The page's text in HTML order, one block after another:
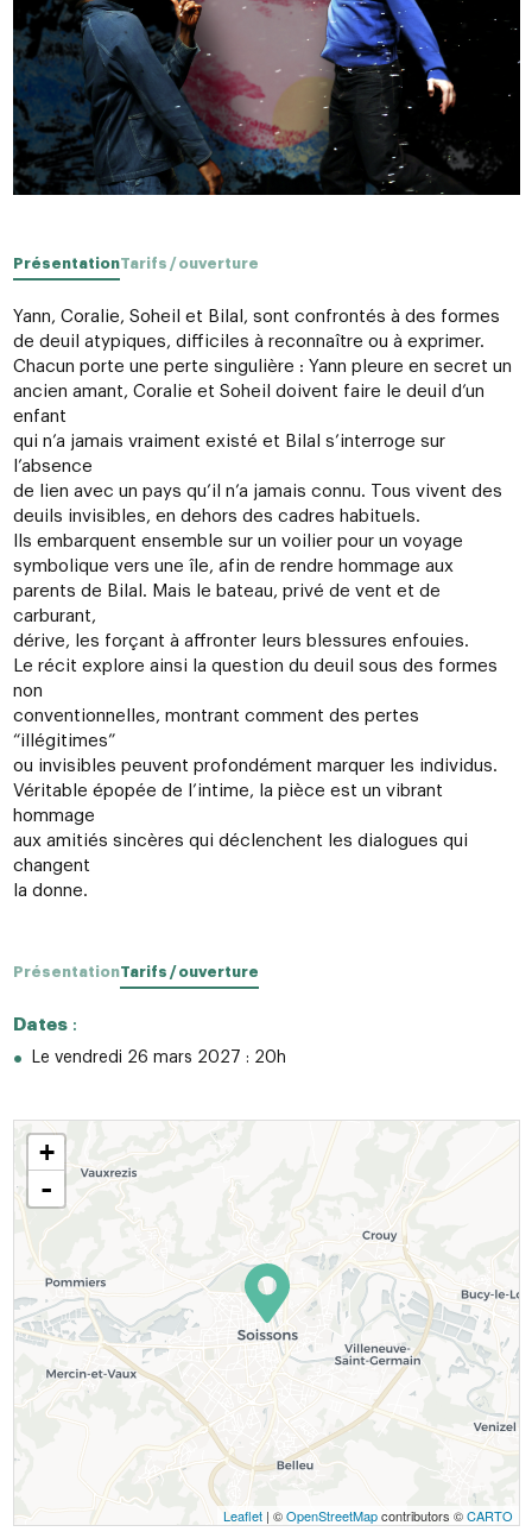
PrésentationTarifs / ouverture
Yann, Coralie, Soheil et Bilal, sont confrontés à des formes
de deuil atypiques, difficiles à reconnaître ou à exprimer.
Chacun porte une perte singulière : Yann pleure en secret un
ancien amant, Coralie et Soheil doivent faire le deuil d’un
enfant
qui n’a jamais vraiment existé et Bilal s’interroge sur
l’absence
de lien avec un pays qu’il n’a jamais connu. Tous vivent des
deuils invisibles, en dehors des cadres habituels.
Ils embarquent ensemble sur un voilier pour un voyage
symbolique vers une île, afin de rendre hommage aux
parents de Bilal. Mais le bateau, privé de vent et de
carburant,
dérive, les forçant à affronter leurs blessures enfouies.
Le récit explore ainsi la question du deuil sous des formes
non
conventionnelles, montrant comment des pertes
“illégitimes”
ou invisibles peuvent profondément marquer les individus.
Véritable épopée de l’intime, la pièce est un vibrant
hommage
aux amitiés sincères qui déclenchent les dialogues qui
changent
la donne.
PrésentationTarifs / ouverture
Dates:
Le vendredi 26 mars 2027 : 20h
+
-
Leaflet| ©OpenStreetMapcontributors ©CARTO